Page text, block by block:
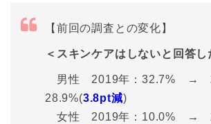
【前回の調査との変化】
＜スキンケアはしないと回答し
男性 2019年：32.7% →
28.9%(3.8pt減)
女性 2019年：10.0% →